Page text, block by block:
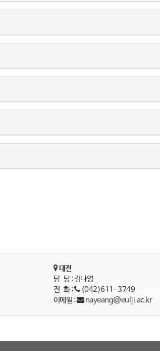
대전
담 당 : 김나영
전 화 :
(042)611-3749
이메일 :
nayeang@eulji.ac.kr